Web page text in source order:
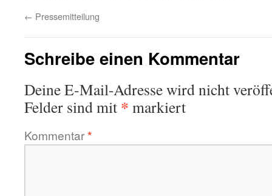
← Pressemitteilung
Schreibe einen Kommentar
Deine E-Mail-Adresse wird nicht
Felder sind mit * markiert
Kommentar*